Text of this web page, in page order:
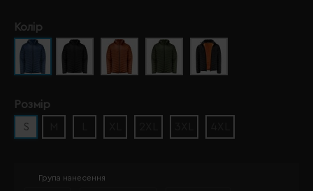
Колір
Розмір
S
Група нанесення